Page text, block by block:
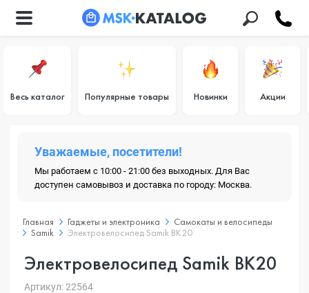
Весь каталог Популярные товары Новинки Акции
Уважаемые, посетители!
Мы работаем с 10:00 - 21:00 без выходных. Для Вас
доступен самовывоз и доставка по городу: Москва.
Главная Гаджеты и электроника
Самокаты и велосипеды
Samik
Электровелосипед Samik BK20
Электровелосипед Samik BK20
Артикул: 22564